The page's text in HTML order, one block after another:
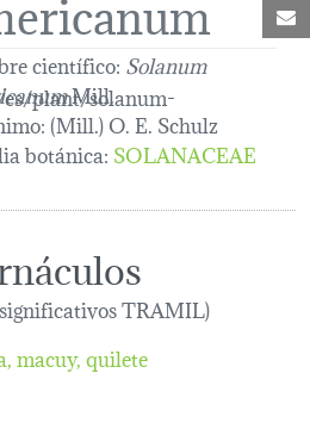
científico: Solanum
Mill.
(Mill.) O. E. Schulz
botánica: SOLANACEAE
TRAMIL)
macuy quilete